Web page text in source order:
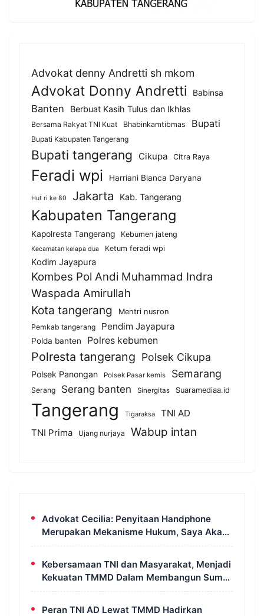
Advokat denny Andretti sh mkom
Advokat Donny Andretti Babinsa
Banten Berbuat Kasih Tulus dan Ikhlas
Bersama Rakyat TNI Kuat Bhabinkamtibmas Bupati
Bupati Kabupaten Tangerang
Bupati tangerang Cikupa Citra Raya
Feradi wpi Harriani Bianca Daryana
Hut ri ke 80 Jakarta Kab. Tangerang
Kabupaten Tangerang
Kapolresta Tangerang Kebumen jateng
Kecamatan kelapa dua Ketum feradi wpi
Kodim Jayapura
Kombes Pol Andi Muhammad Indra
Waspada Amirullah
Kota tangerang
Mentri nusron
Pemkab tangerang
Pendim Jayapura
Polda banten Polres kebumen
Polresta tangerang Polsek Cikupa
Polsek Panongan Polsek Pasar kemis Semarang
Serang Serang banten Sinergitas Suaramediaa.id
Tangerang Tigaraksa
TNI AD
TNI Prima
Ujang nurjaya Wabup intan
Advokat Cecilia: Penyitaan Handphone
Merupakan Mekanisme Hukum, Saya Akan
Kooperatif Apabila Diminta Penyidik dan
Kebersamaan TNI dan Masyarakat, Menjadi
Kekuatan TMMD Dalam Membangun Sumur
Galian di Wanam
Peran TNI AD Lewat TMMD Hadirkan